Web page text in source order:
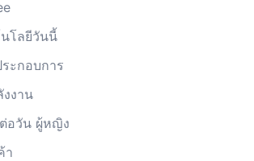
โลยีวันนี้
ะกอบการ
งาน
อวัน ผู้หญิง
า